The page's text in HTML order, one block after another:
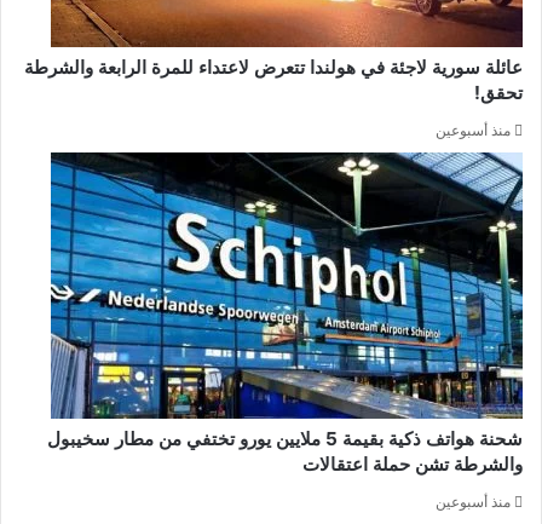
عائلة سورية لاجئة في هولندا تتعرض لاعتداء للمرة الرابعة والشرطة
تحقق!
منذ أسبوعين
شحنة هواتف ذكية بقيمة 5 ملايين يورو تختفي من مطار سخيبول
والشرطة تشن حملة اعتقالات
منذ أسبوعين